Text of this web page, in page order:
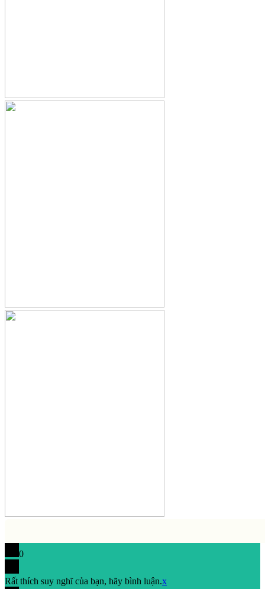
0
Rất thích suy nghĩ của bạn, hãy bình luận.x